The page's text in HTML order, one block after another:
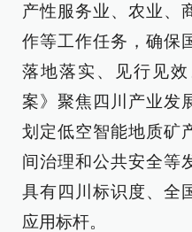
产性服务业、农业、
作等工作任务，确保
落地落实、见行见
案》聚焦四川产业发
划定低空智能地质矿
间治理和公共安全等
具有四川标识度、全
应用标杆。